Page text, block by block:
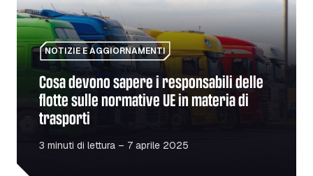
NOTIZIE E AGGIORNAMENTI
Cosa devono sapere i responsabili delle
flotte sulle normative UE in materia di
trasporti
3 minuti di lettura – 7 aprile 2025